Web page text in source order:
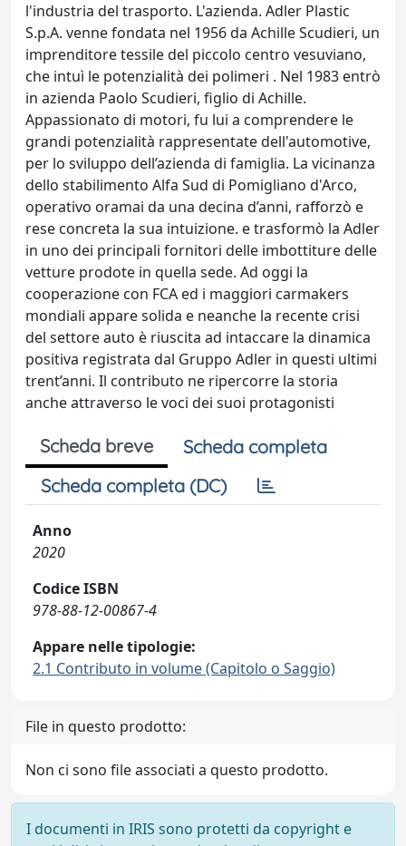
l'industria del trasporto. L'azienda. Adler Plastic
S.p.A. venne fondata nel 1956 da Achille Scudieri, un
imprenditore tessile del piccolo centro vesuviano,
che intuì le potenzialità dei polimeri . Nel 1983 entrò
in azienda Paolo Scudieri, figlio di Achille.
Appassionato di motori, fu lui a comprendere le
grandi potenzialità rappresentate dell'automotive,
per lo sviluppo dell’azienda di famiglia. La vicinanza
dello stabilimento Alfa Sud di Pomigliano d'Arco,
operativo oramai da una decina d’anni, rafforzò e
rese concreta la sua intuizione. e trasformò la Adler
in uno dei principali fornitori delle imbottiture delle
vetture prodote in quella sede. Ad oggi la
cooperazione con FCA ed i maggiori carmakers
mondiali appare solida e neanche la recente crisi
del settore auto è riuscita ad intaccare la dinamica
positiva registrata dal Gruppo Adler in questi ultimi
trent’anni. Il contributo ne ripercorre la storia
anche attraverso le voci dei suoi protagonisti
Scheda breve
Scheda completa
Scheda completa (DC)
Anno
2020
Codice ISBN
978-88-12-00867-4
Appare nelle tipologie:
2.1 Contributo in volume (Capitolo o Saggio)
File in questo prodotto:
Non ci sono file associati a questo prodotto.
I documenti in IRIS sono protetti da copyright e